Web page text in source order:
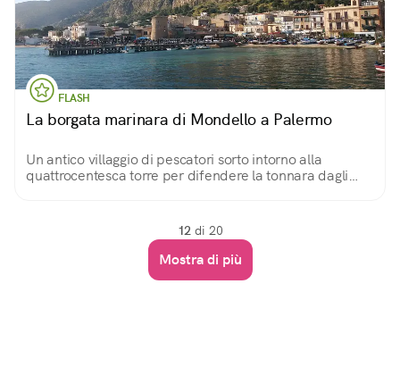
FLASH
La borgata marinara di Mondello a Palermo
Un antico villaggio di pescatori sorto intorno alla
quattrocentesca torre per difendere la tonnara dagli
12 di 20
Mostra di più